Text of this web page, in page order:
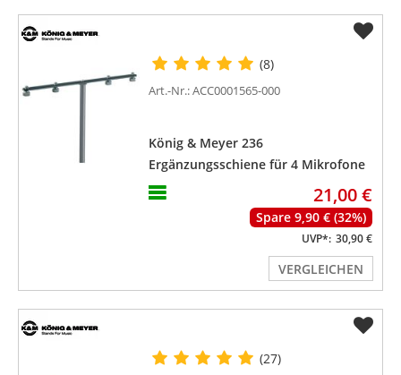
(8)
Art.-Nr.: ACC0001565-000
König & Meyer 236
Ergänzungsschiene für 4 Mikrofone
21,00 €
Spare 9,90 € (32%)
UVP*: 30,90 €
VERGLEICHEN
(27)